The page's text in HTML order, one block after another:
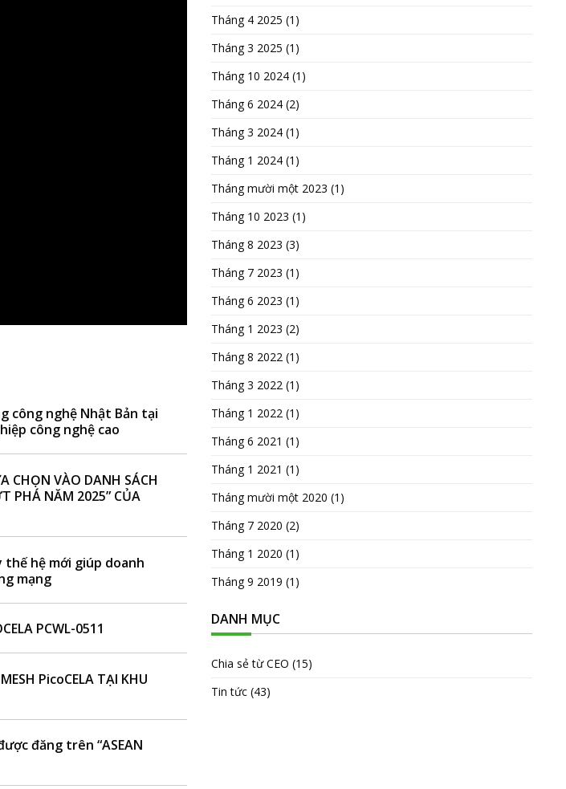
công nghệ Nhật Bản tại
công nghệ cao
CHỌN VÀO DANH SÁCH
PHÁ NĂM 2025” CỦA
thế hệ mới giúp doanh
mạng
PCWL-0511
PicoCELA TẠI KHU
đăng trên “ASEAN
Tháng 4 2025 (1)
Tháng 3 2025 (1)
Tháng 10 2024 (1)
Tháng 6 2024 (2)
Tháng 3 2024 (1)
Tháng 1 2024 (1)
Tháng mười một 2023 (1)
Tháng 10 2023 (1)
Tháng 8 2023 (3)
Tháng 7 2023 (1)
Tháng 6 2023 (1)
Tháng 1 2023 (2)
Tháng 8 2022 (1)
Tháng 3 2022 (1)
Tháng 1 2022 (1)
Tháng 6 2021 (1)
Tháng 1 2021 (1)
Tháng mười một 2020 (1)
Tháng 7 2020 (2)
Tháng 1 2020 (1)
Tháng 9 2019 (1)
DANH MỤC
Chia sẻ từ CEO (15)
Tin tức (43)